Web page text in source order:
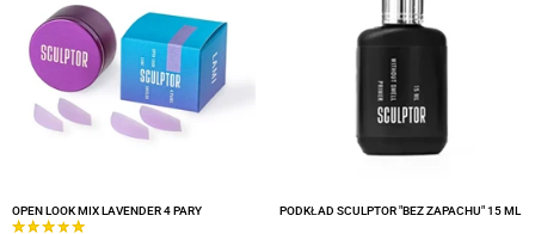
OPEN LOOK MIX LAVENDER 4 PARY PODKŁAD SCULPTOR "BEZ ZAPACHU" 15 ML